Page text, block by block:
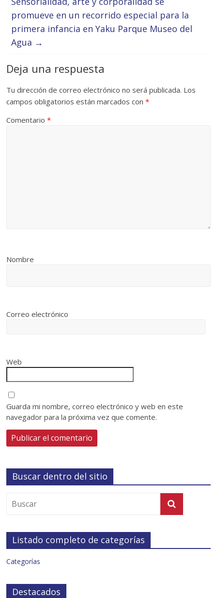
promueve en un recorrido especial para la
primera infancia en Yaku Parque Museo del
Agua →
Deja una respuesta
Tu dirección de correo electrónico no será publicada. Los
campos obligatorios están marcados con*
Comentario*
Nombre
Correo electrónico
Web
Guarda mi nombre, correo electrónico y web en este
navegador para la próxima vez que comente.
Buscar dentro del sitio
Listado completo de categorías
Categorías
Destacados